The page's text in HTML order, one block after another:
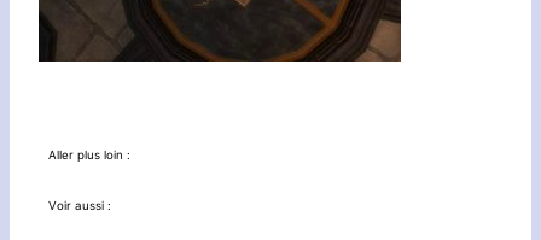
Aller plus loin :
Voir aussi :